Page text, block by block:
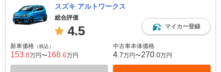
スズキ アルトワークス
総合評価
4.5 マイカー登録
新車価格 （税込）
153 .8万円〜168 .6万円
中古車本体価格
4 .7万円〜270 .0万円